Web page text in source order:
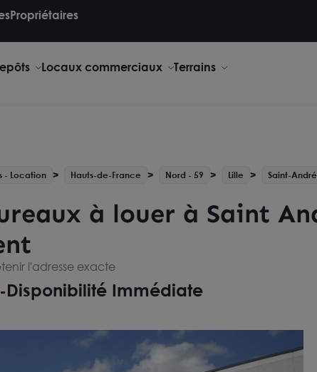
Propriétaires
Locaux commerciaux Terrains
- Location Hauts-de-France Nord - 59 Lille Saint-
à louer à Saint
l'adresse exacte
-Disponibilité Immédiate